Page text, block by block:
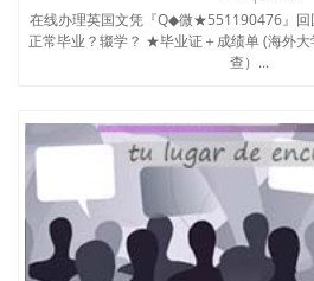
在线办理英国文凭『Q◆微★551190476』回
正常毕业？辍学？ ★毕业证＋成绩单 (海外
查）...